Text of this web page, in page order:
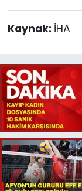
Kaynak: İHA